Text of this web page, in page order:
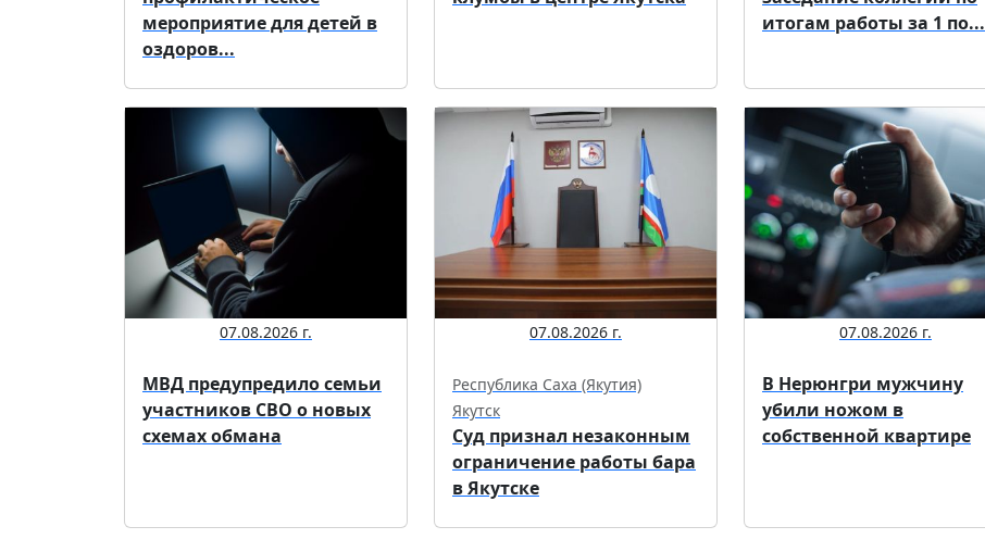
мероприятие для детей в
оздоров...
итогам работы за 1 по...
07.08.2026 г.
МВД предупредило семьи
участников СВО о новых
схемах обмана
07.08.2026 г.
Республика Саха (Якутия)
Якутск
Суд признал незаконным
ограничение работы бара
в Якутске
07.08.2026 г.
В Нерюнгри мужчину
убили ножом в
собственной квартире